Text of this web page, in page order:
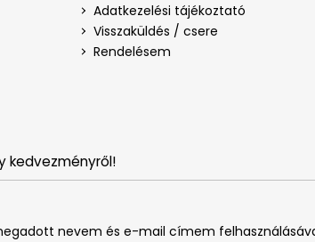
kedvezményről!
nevem és e-mail címem
Adatkezelési tájékoztató
Visszaküldés / csere
Rendelésem